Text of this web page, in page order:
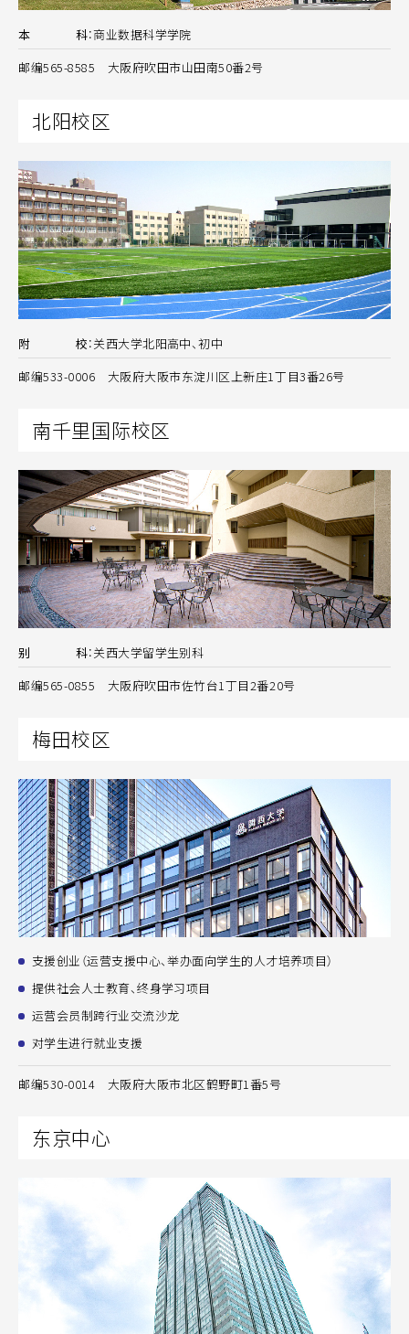
本 科：商业数据科学学院
邮编565-8585 大阪府吹田市山田南50番2号
北阳校区
附 校：关西大学北阳高中、初中
邮编533-0006 大阪府大阪市东淀川区上新庄1丁目3番26号
南千里国际校区
别 科：关西大学留学生别科
邮编565-0855 大阪府吹田市佐竹台1丁目2番20号
梅田校区
支援创业（运营支援中心、举办面向学生的人才培养项目）
提供社会人士教育、终身学习项目
运营会员制跨行业交流沙龙
对学生进行就业支援
邮编530-0014 大阪府大阪市北区鹤野町1番5号
东京中心